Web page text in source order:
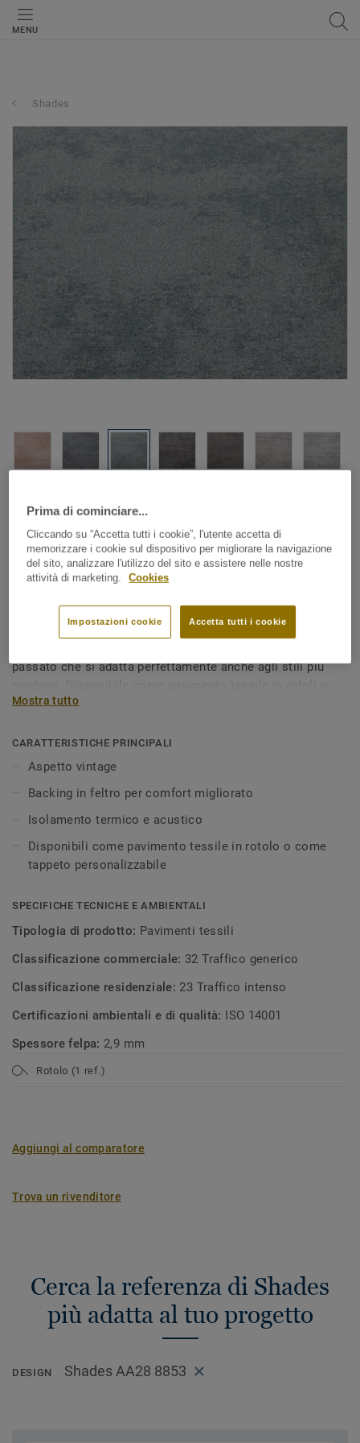
MENU
Shades
Pavimenti tessili in teli|Tappeti personalizzati
Shades - Shades AA28 8853
I design della collezione Shades creano un look elegante
passato che si adatta perfettamente anche agli stili più
come tappeto di design personalizzato.
Mostra tutto
CARATTERISTICHE PRINCIPALI
Aspetto vintage
Backing in feltro per comfort migliorato
Isolamento termico e acustico
Disponibili come pavimento tessile in rotolo o come
tappeto personalizzabile
SPECIFICHE TECNICHE E AMBIENTALI
Tipologia di prodotto: Pavimenti tessili
Classificazione commerciale: 32 Traffico generico
Classificazione residenziale: 23 Traffico intenso
Certificazioni ambientali e di qualità: ISO 14001
Spessore felpa: 2,9 mm
Rotolo (1 ref.)
Aggiungi al comparatore
Trova un rivenditore
Cerca la referenza di Shades
più adatta al tuo progetto
DESIGN Shades AA28 8853
Prima di cominciare...
Cliccando su “Accetta tutti i cookie”, l'utente accetta di
memorizzare i cookie sul dispositivo per migliorare la navigazione
del sito, analizzare l'utilizzo del sito e assistere nelle nostre
attività di marketing.
Cookies
Accetta tutti i cookie
Impostazioni cookie